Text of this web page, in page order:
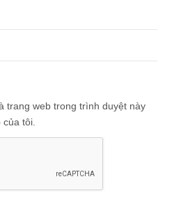
trang web trong trình duyệt này
tôi.